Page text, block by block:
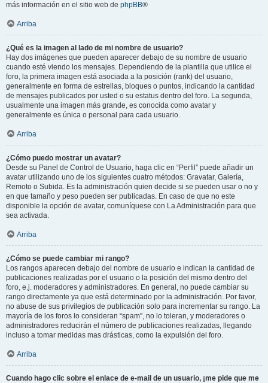
más información en el sitio web de phpBB®
Arriba
¿Qué es la imagen al lado de mi nombre de usuario?
Hay dos imágenes que pueden aparecer debajo de su nombre de usuario
cuando esté viendo los mensajes. Dependiendo de la plantilla que utilice el
foro, la primera imagen está asociada a la posición (rank) del usuario,
generalmente en forma de estrellas, bloques o puntos, indicando la cantidad
de mensajes publicados por usted o su estatus dentro del foro. La segunda,
usualmente una imagen más grande, es conocida como avatar y
generalmente es única o personal para cada usuario.
Arriba
¿Cómo puedo mostrar un avatar?
Desde su Panel de Control de Usuario, haga clic en “Perfil” puede añadir un
avatar utilizando uno de los siguientes cuatro métodos: Gravatar, Galería,
Remoto o Subida. Es la administración quien decide si se pueden usar o no y
en que tamaño y peso pueden ser publicadas. En caso de que no este
disponible la opción de avatar, comuníquese con La Administración para que
sea activada.
Arriba
¿Cómo se puede cambiar mi rango?
Los rangos aparecen debajo del nombre de usuario e indican la cantidad de
publicaciones realizadas por el usuario o la posición del mismo dentro del
foro, e.j. moderadores y administradores. En general, no puede cambiar su
rango directamente ya que está determinado por la administración. Por favor,
no abuse de sus privilegios de publicación solo para incrementar su rango. La
mayoría de los foros lo consideran “spam”, no lo toleran, y moderadores o
administradores reducirán el número de publicaciones realizadas, llegando
incluso a tomar medidas mas drásticas, como la expulsión del foro.
Arriba
Cuando hago clic sobre el enlace de e-mail de un usuario, ¡me pide que me